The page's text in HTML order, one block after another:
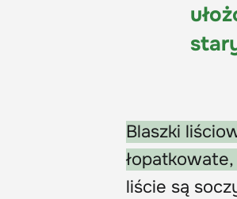
Blaszki
liście są